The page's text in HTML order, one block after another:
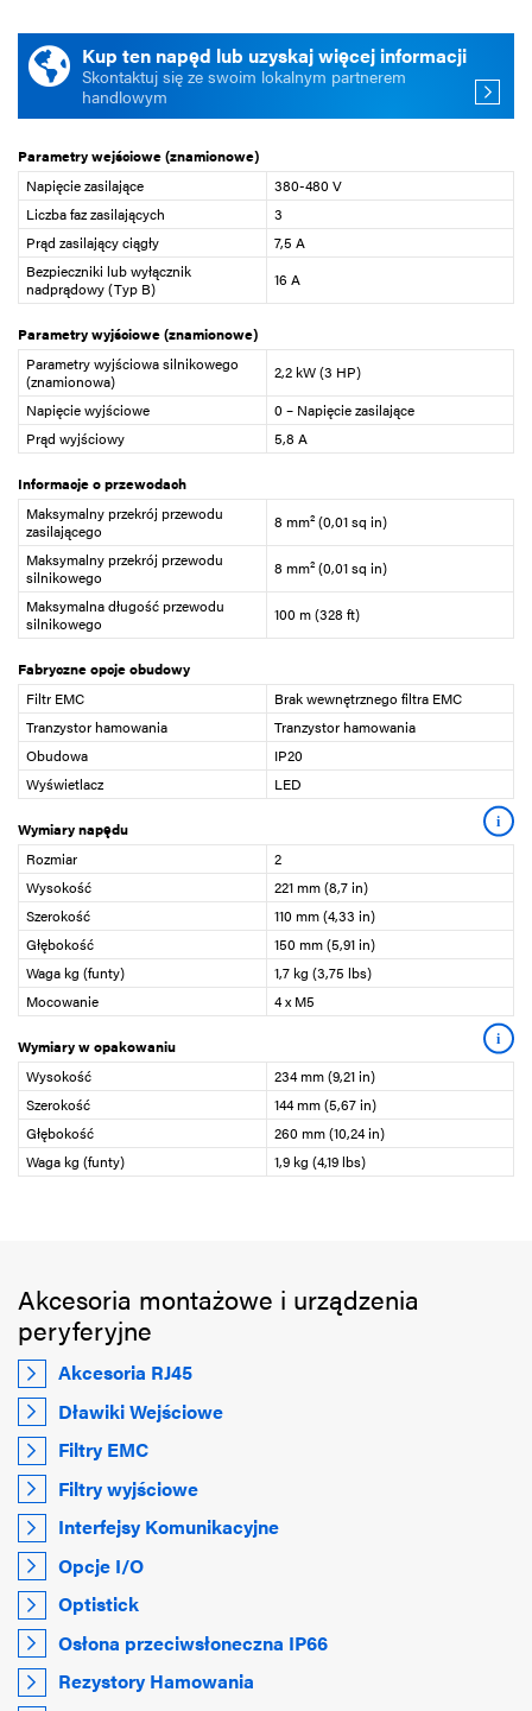
Kup ten napęd lub uzyskaj więcej informacji
Skontaktuj się ze swoim lokalnym partnerem
handlowym
Parametry wejściowe (znamionowe)
Napięcie zasilające
380-480 V
Liczba faz zasilających
3
Prąd zasilający ciągły
7,5 A
Bezpieczniki lub wyłącznik
nadprądowy (Typ B)
16 A
Parametry wyjściowe (znamionowe)
Parametry wyjściowa silnikowego
(znamionowa)
2,2 kW (3 HP)
Napięcie wyjściowe
0 – Napięcie zasilające
Prąd wyjściowy
5,8 A
Informacje o przewodach
Maksymalny przekrój przewodu
zasilającego
8 mm² (0,01 sq in)
Maksymalny przekrój przewodu
silnikowego
8 mm² (0,01 sq in)
Maksymalna długość przewodu
silnikowego
100 m (328 ft)
Fabryczne opcje obudowy
Filtr EMC
Brak wewnętrznego filtra EMC
Tranzystor hamowania
Tranzystor hamowania
Obudowa
IP20
Wyświetlacz
LED
Wymiary napędu i
Rozmiar
2
Wysokość
221 mm (8,7 in)
Szerokość
110 mm (4,33 in)
Głębokość
150 mm (5,91 in)
Waga kg (funty)
1,7 kg (3,75 lbs)
Mocowanie
4 x M5
Wymiary w opakowaniu i
Wysokość
234 mm (9,21 in)
Szerokość
144 mm (5,67 in)
Głębokość
260 mm (10,24 in)
Waga kg (funty)
1,9 kg (4,19 lbs)
Akcesoria montażowe i urządzenia
peryferyjne
Akcesoria RJ45
Dławiki Wejściowe
Filtry EMC
Filtry wyjściowe
Interfejsy Komunikacyjne
Opcje I/O
Optistick
Osłona przeciwsłoneczna IP66
Rezystory Hamowania